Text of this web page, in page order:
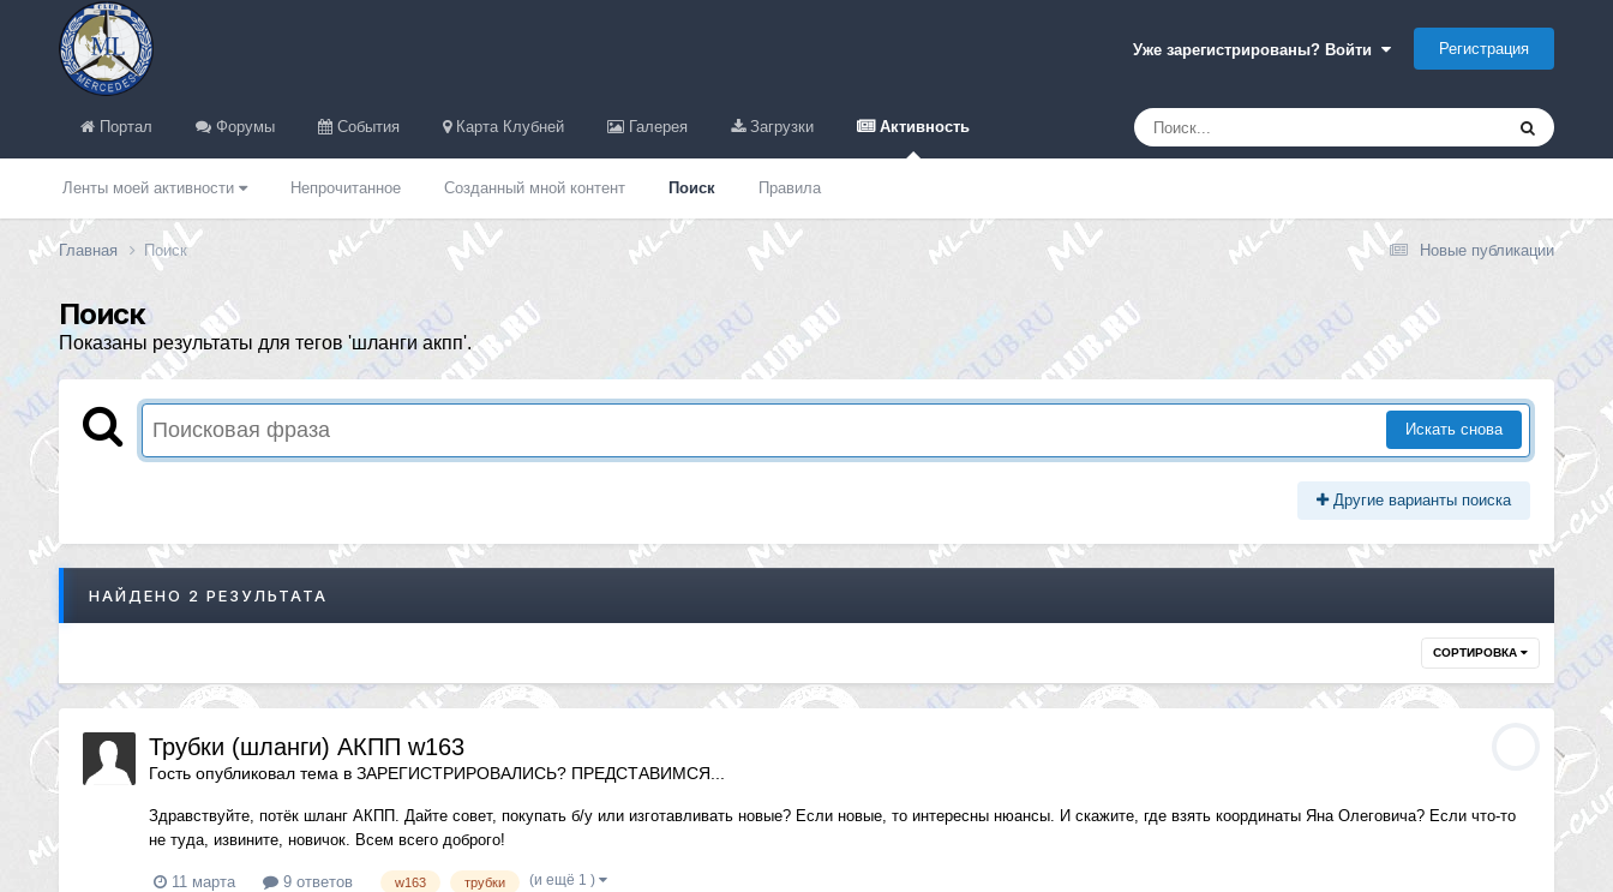
Уже зарегистрированы? Войти Регистрация
Портал Форумы События Карта Клубней Галерея Загрузки Активность
Ленты моей активности Непрочитанное Созданный мной контент Поиск Правила
Новые публикации
Главная Поиск
Поиск
Показаны результаты для тегов 'шланги акпп'.
Искать снова
Другие варианты поиска
НАЙДЕНО 2 РЕЗУЛЬТАТА
СОРТИРОВКА
Трубки (шланги) АКПП w163
Гость опубликовал тема в ЗАРЕГИСТРИРОВАЛИСЬ? ПРЕДСТАВИМСЯ...
Здравствуйте, потёк шланг АКПП. Дайте совет, покупать б/у или изготавливать новые? Если новые, то интересны нюансы. И скажите, где взять координаты Яна Олеговича? Если что-то
не туда, извините, новичок. Всем всего доброго!
11 марта 9 ответов w163 трубки (и ещё 1 )